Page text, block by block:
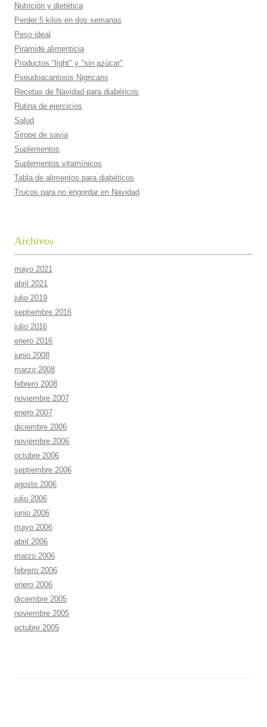
Nutrición y dietética
Perder 5 kilos en dos semanas
Peso ideal
Pirámide alimenticia
Productos "light" y "sin azúcar"
Pseudoacantosis Nigricans
Recetas de Navidad para diabéticos
Rutina de ejercicios
Salud
Sirope de savia
Suplementos
Suplementos vitamí­nicos
Tabla de alimentos para diabéticos
Trucos para no engordar en Navidad
Archivos
mayo 2021
abril 2021
julio 2019
septiembre 2016
julio 2016
enero 2016
junio 2008
marzo 2008
febrero 2008
noviembre 2007
enero 2007
diciembre 2006
noviembre 2006
octubre 2006
septiembre 2006
agosto 2006
julio 2006
junio 2006
mayo 2006
abril 2006
marzo 2006
febrero 2006
enero 2006
diciembre 2005
noviembre 2005
octubre 2005